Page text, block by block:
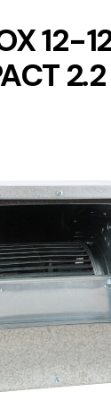
12-
DETAILS